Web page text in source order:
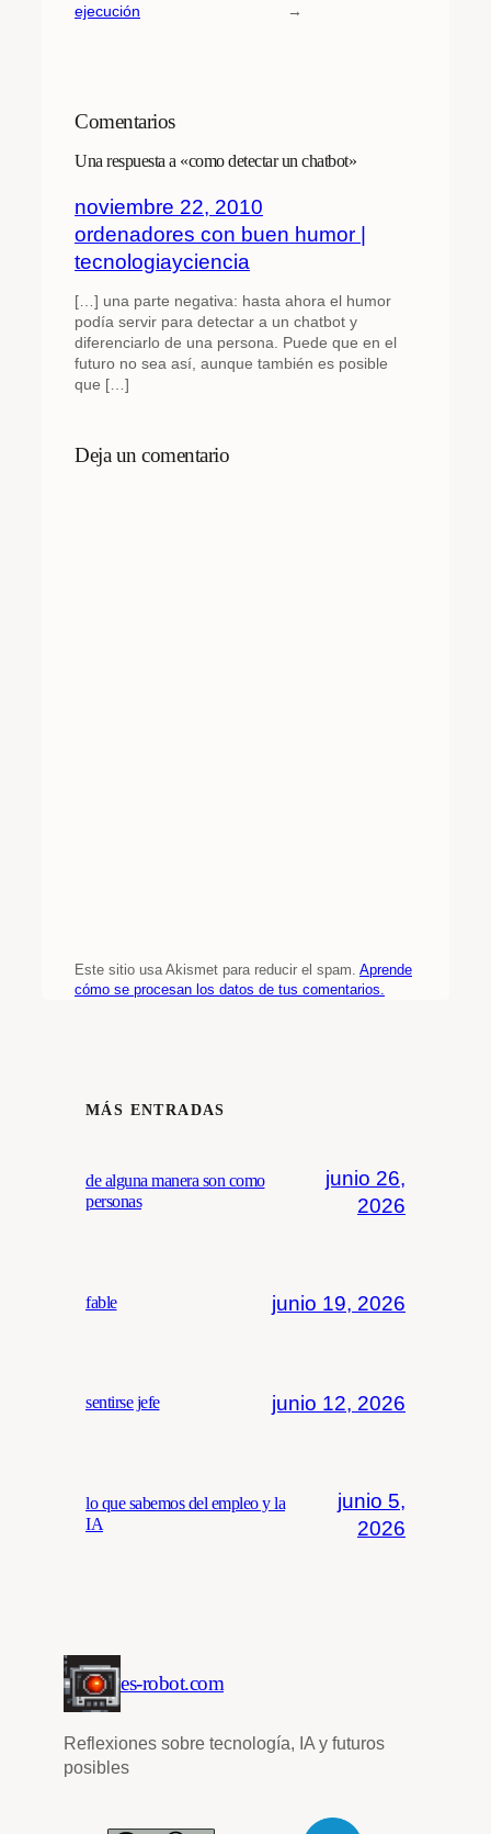
ejecución
→
Comentarios
Una respuesta a «como detectar un chatbot»
noviembre 22, 2010
ordenadores con buen humor |
tecnologiayciencia
[…] una parte negativa: hasta ahora el humor
podía servir para detectar a un chatbot y
diferenciarlo de una persona. Puede que en el
futuro no sea así, aunque también es posible
que […]
Deja un comentario
Este sitio usa Akismet para reducir el spam. Aprende
cómo se procesan los datos de tus comentarios.
MÁS ENTRADAS
de alguna manera son como
personas
junio 26,
2026
fable junio 19, 2026
sentirse jefe junio 12, 2026
lo que sabemos del empleo y la
IA
junio 5,
2026
es-robot.com
Reflexiones sobre tecnología, IA y futuros
posibles